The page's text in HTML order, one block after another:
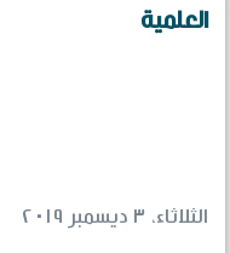
العلمية
الثلاثاء، ٣ ديسمبر ٢٠١٩